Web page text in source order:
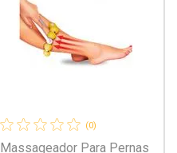
(0)
Massageador Para Pernas